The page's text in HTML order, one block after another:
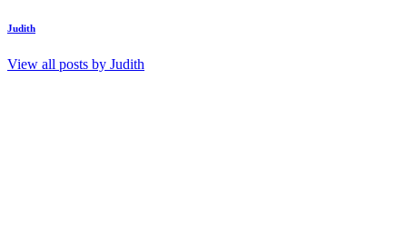
Judith
View all posts by Judith